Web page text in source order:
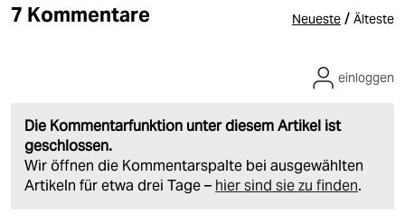
7 Kommentare Neueste / Älteste
Die Kommentarfunktion unter diesem Artikel ist
geschlossen.
Wir öffnen die Kommentarspalte bei ausgewählten
Artikeln für etwa drei Tage – hier sind sie zu finden.
einloggen